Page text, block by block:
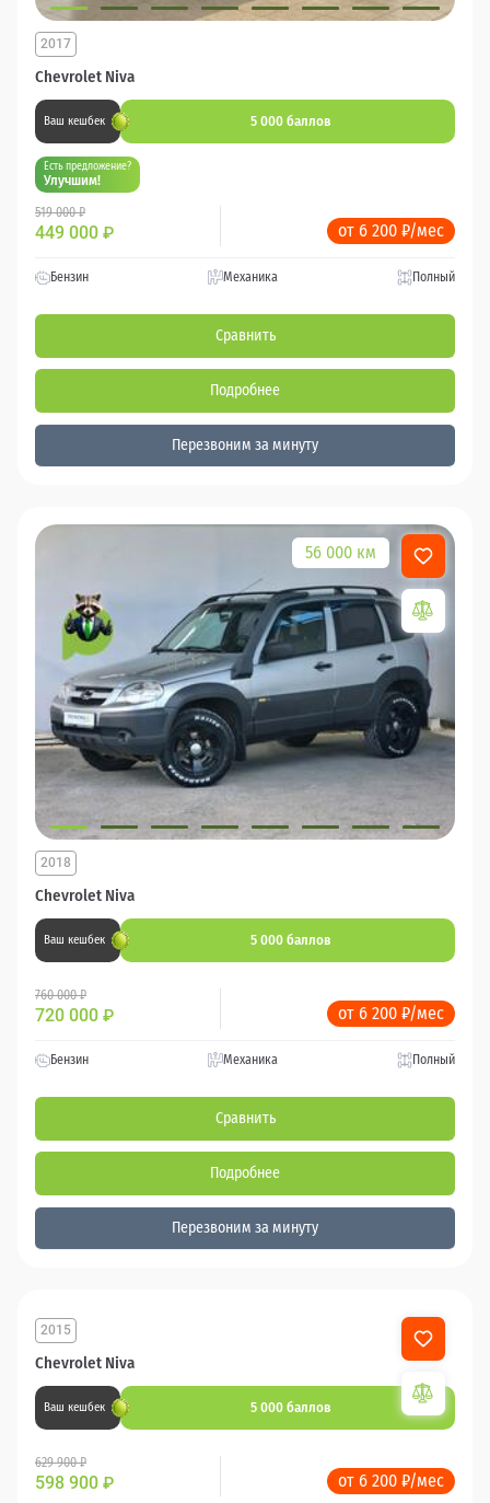
Chevrolet Niva
2017
Ваш кешбек 5 000 баллов
Есть предложение?
Улучшим!
519 000 ₽
449 000 ₽ от 6 200 ₽/мес
Бензин Механика Полный
Сравнить
Подробнее
Перезвоним за минуту
56 000 км
Chevrolet Niva
2018
Ваш кешбек 5 000 баллов
760 000 ₽
720 000 ₽ от 6 200 ₽/мес
Бензин Механика Полный
Сравнить
Подробнее
Перезвоним за минуту
Chevrolet Niva
2015
Ваш кешбек 5 000 баллов
629 900 ₽
598 900 ₽ от 6 200 ₽/мес